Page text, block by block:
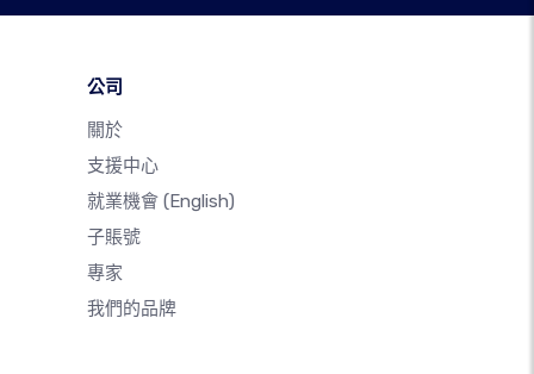
公司
關於
支援中心
就業機會 (English)
子賬號
專家
我們的品牌